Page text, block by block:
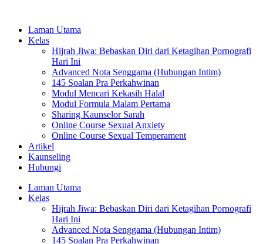
Laman Utama
Kelas
Hijrah Jiwa: Bebaskan Diri dari Ketagihan Pornografi
Hari Ini
Advanced Nota Senggama (Hubungan Intim)
145 Soalan Pra Perkahwinan
Modul Mencari Kekasih Halal
Modul Formula Malam Pertama
Sharing Kaunselor Sarah
Online Course Sexual Anxiety
Online Course Sexual Temperament
Artikel
Kaunseling
Hubungi
Laman Utama
Kelas
Hijrah Jiwa: Bebaskan Diri dari Ketagihan Pornografi
Hari Ini
Advanced Nota Senggama (Hubungan Intim)
145 Soalan Pra Perkahwinan